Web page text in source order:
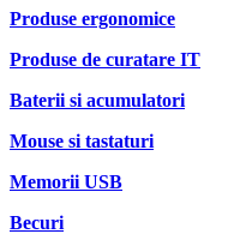
Produse ergonomice
Produse de curatare IT
Baterii si acumulatori
Mouse si tastaturi
Memorii USB
Becuri